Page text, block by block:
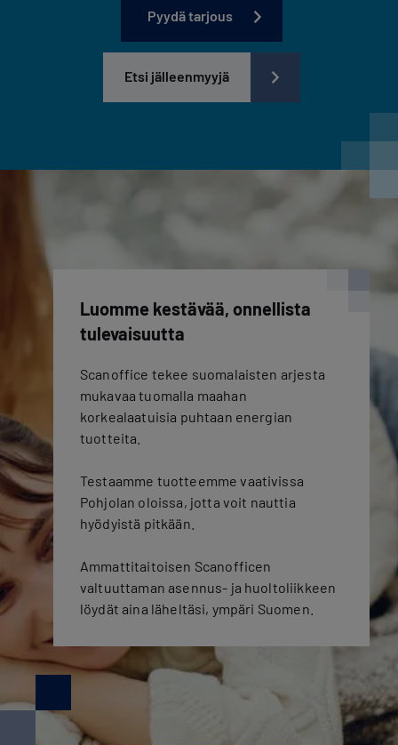
Pyydä tarjous
Etsi jälleenmyyjä
Luomme kestävää, onnellista
tulevaisuutta
Scanoffice tekee suomalaisten arjesta
mukavaa tuomalla maahan
korkealaatuisia puhtaan energian
tuotteita.
Testaamme tuotteemme vaativissa
Pohjolan oloissa, jotta voit nauttia
hyödyistä pitkään.
Ammattitaitoisen Scanofficen
valtuuttaman asennus- ja huoltoliikkeen
löydät aina läheltäsi, ympäri Suomen.